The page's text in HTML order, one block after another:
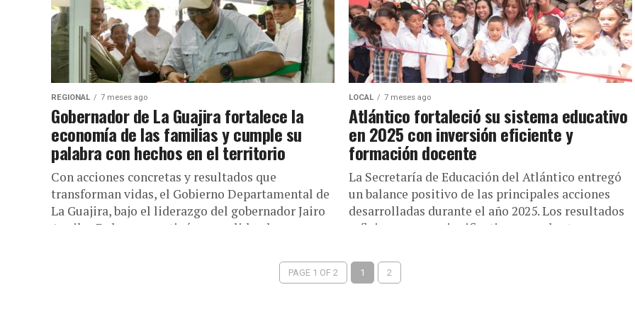
REGIONAL 7 meses ago
Gobernador de La Guajira fortalece la
economía de las familias y cumple su
palabra con hechos en el territorio
Con acciones concretas y resultados que
transforman vidas, el Gobierno Departamental de
La Guajira, bajo el liderazgo del gobernador Jairo
Aguilar Deluque, continúa consolidando una
LOCAL 7 meses ago
Atlántico fortaleció su sistema educativo
en 2025 con inversión eficiente y
formación docente
La Secretaría de Educación del Atlántico entregó
un balance positivo de las principales acciones
desarrolladas durante el año 2025. Los resultados
reflejan avances significativos en cobertura...
PAGE 1 OF 2 1 2